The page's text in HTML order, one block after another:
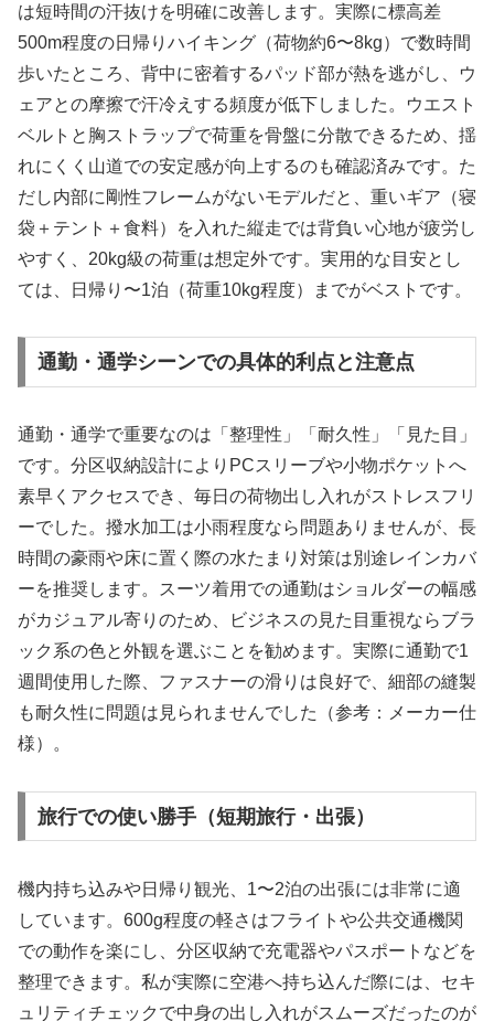
は短時間の汗抜けを明確に改善します。実際に標高差
500m程度の日帰りハイキング（荷物約6〜8kg）で数時間
歩いたところ、背中に密着するパッド部が熱を逃がし、ウ
ェアとの摩擦で汗冷えする頻度が低下しました。ウエスト
ベルトと胸ストラップで荷重を骨盤に分散できるため、揺
れにくく山道での安定感が向上するのも確認済みです。た
だし内部に剛性フレームがないモデルだと、重いギア（寝
袋＋テント＋食料）を入れた縦走では背負い心地が疲労し
やすく、20kg級の荷重は想定外です。実用的な目安とし
ては、日帰り〜1泊（荷重10kg程度）までがベストです。
通勤・通学シーンでの具体的利点と注意点
通勤・通学で重要なのは「整理性」「耐久性」「見た目」
です。分区収納設計によりPCスリーブや小物ポケットへ
素早くアクセスでき、毎日の荷物出し入れがストレスフリ
ーでした。撥水加工は小雨程度なら問題ありませんが、長
時間の豪雨や床に置く際の水たまり対策は別途レインカバ
ーを推奨します。スーツ着用での通勤はショルダーの幅感
がカジュアル寄りのため、ビジネスの見た目重視ならブラ
ック系の色と外観を選ぶことを勧めます。実際に通勤で1
週間使用した際、ファスナーの滑りは良好で、細部の縫製
も耐久性に問題は見られませんでした（参考：メーカー仕
様）。
旅行での使い勝手（短期旅行・出張）
機内持ち込みや日帰り観光、1〜2泊の出張には非常に適
しています。600g程度の軽さはフライトや公共交通機関
での動作を楽にし、分区収納で充電器やパスポートなどを
整理できます。私が実際に空港へ持ち込んだ際には、セキ
ュリティチェックで中身の出し入れがスムーズだったのが